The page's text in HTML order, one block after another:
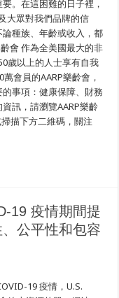
。在這困難的日子裡，
大眾對我們品牌的信
種族、年齡或收入，都
會 作為全美國最大的非
歲以上的人士享有自我
會員的AARP樂齡會，
事項：健康保障、財務
訊，請瀏覽AARP樂齡
描下方二維碼，關注
19 疫情期間提
公平性和包容
19 疫情，U.S.